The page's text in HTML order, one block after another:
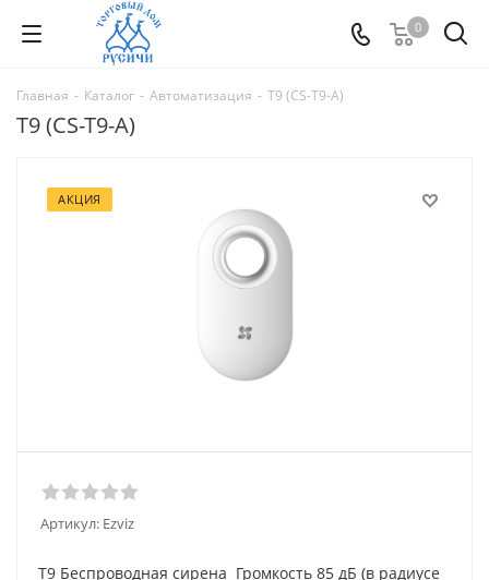
0
Главная - Каталог - Автоматизация - T9 (CS-T9-A)
T9 (CS-T9-A)
АКЦИЯ
Артикул: Ezviz
T9 Беспроводная сирена Громкость 85 дБ (в радиусе